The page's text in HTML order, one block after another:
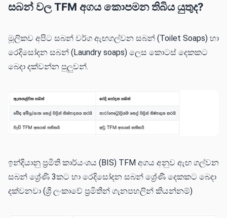
සබන් වල TFM අගය කොපමන තිබිය යුතුද?
මූලිකව අපිට සබන් වර්ග ඇඟගල්වන සබන් (Toilet Soaps) හා
රෙදිසෝදන සබන් (Laundry soaps) ලෙස කොටස් දෙකකට
බෙදා දක්වන්න පුලුවන්.
ඉන්දියානු ප්‍රමිති කාර්යංශය (BIS) TFM අගය අනුව ඇඟ ගල්වන
සබන් ශ්‍රේණි 3කට හා රෙදිසෝදන සබන් ශ්‍රේ​ණී දෙකකට බෙදා
දක්වනවා (ශ්‍රී ලංකාවේ ප්‍රමිතීන් ගැනපහලින් කියන්නම්)